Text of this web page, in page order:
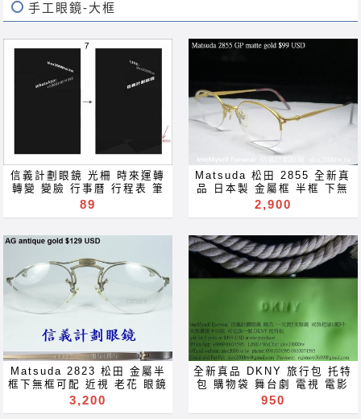
手工眼鏡-大框
信義計劃眼鏡 光柵 時來運轉
轉變 變臉 行事曆 行程表 筆
記本 記事本 繪圖本 face off
frames sunglasses gift 贈
約會 舞會 求婚 訂婚 結婚 周
年紀念 情人節 母親節 畢業
就職 就業 生日禮物 手工眼鏡
抗藍光 全視線 變色鏡片 近視
老花 多焦點 鏡片 近视 眼镜
抗藍光 濾藍光 變色鏡片 抗蓝
光 滤蓝光 全視線 變色鏡片
全视线 变色镜片 禮物 贈品
禮品 gift for Акуляры
Kacamata Gafas Des
lunettes نظارات очки
Brýle Mga Salamin
89
Matsuda 松田 2855 全新真
品 日本製 金屬框 半框 下無
框 可配高度數 CP ratio >
Farfetch eBay 眼鏡 可配
眼镜 抗藍光 濾藍光 變色鏡片
抗蓝光 滤蓝光 全視線 變色鏡
片 全视线 变色镜片 optical
frames spectacles
for near far sighted
reading glass sunglasses
blue ray of light block
lenses blue light block
filter eyeglasses
Акуляры Kacamata Gafas
Des lunettes نظارات очки
Brýle Mga Salamin
occhiali Gläser szemüveg
2,900
Matsuda 2823 松田 金屬半
框下無框可配 近視 老花 眼鏡
近视 眼镜 抗藍光 濾藍光 變
3,200
全新真品 DKNY 旅行包 托特
包 購物袋 舞台劇 電視 電影
婚紗照 約會 舞會 求婚 訂婚
950